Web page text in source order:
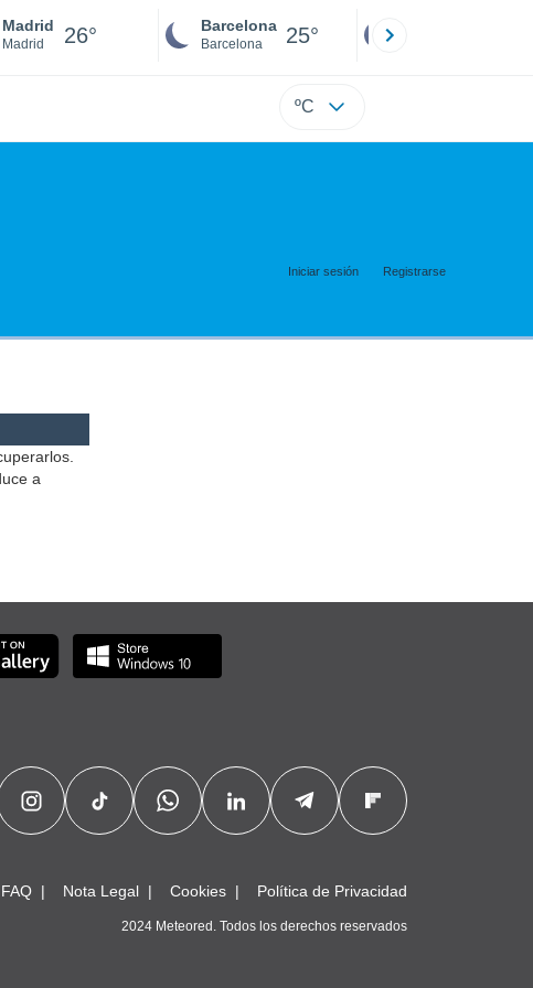
Madrid
Madrid 26° Barcelona
Barcelona 25°
ºC
Iniciar sesión Registrarse
a
FAQ Nota Legal Cookies Política de Privacidad
2024 Meteored. Todos los derechos reservados